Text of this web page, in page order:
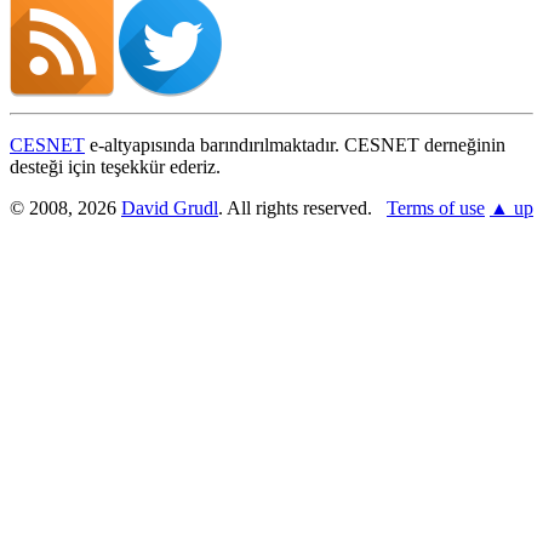
CESNET e-altyapısında barındırılmaktadır. CESNET derneğinin
desteği için teşekkür ederiz.
© 2008, 2026 David Grudl. All rights reserved. Terms of use ▲ up